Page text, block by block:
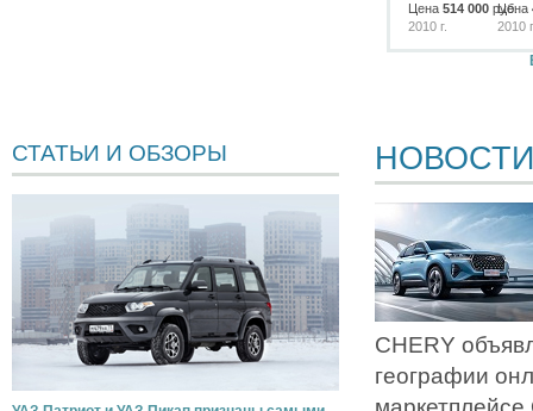
Цена 514 000 руб.
2010 г.
Цена
2010
СТАТЬИ И ОБЗОРЫ НОВОСТИ
CHERY
географии